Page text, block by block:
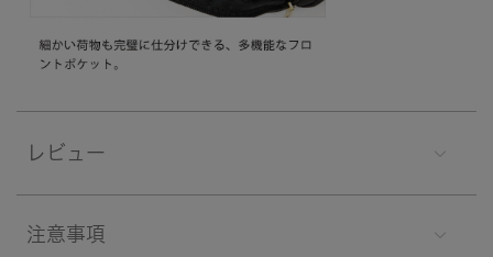
レビュー
注意事項